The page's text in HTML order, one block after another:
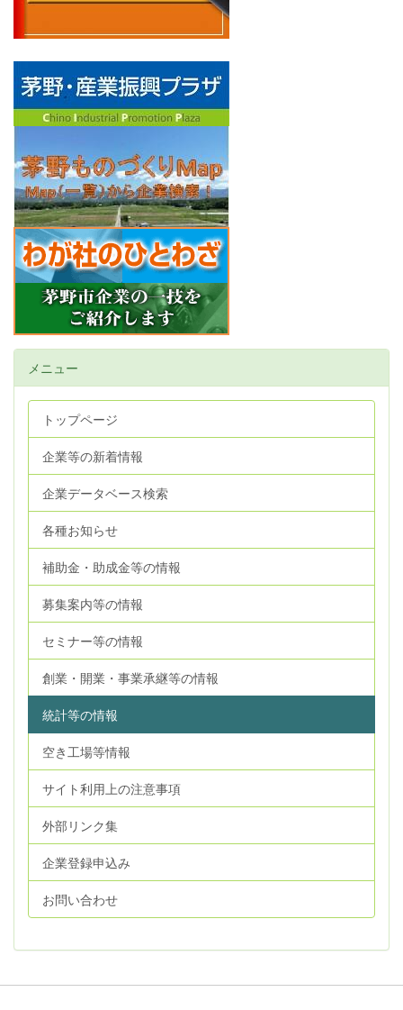
メニュー
トップページ
企業等の新着情報
企業データベース検索
各種お知らせ
補助金・助成金等の情報
募集案内等の情報
セミナー等の情報
創業・開業・事業承継等の情報
統計等の情報
空き工場等情報
サイト利用上の注意事項
外部リンク集
企業登録申込み
お問い合わせ